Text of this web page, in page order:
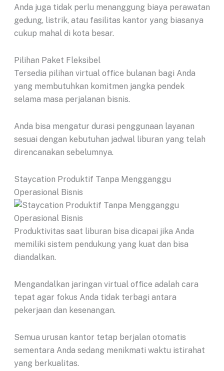
Anda juga tidak perlu menanggung biaya perawatan
gedung, listrik, atau fasilitas kantor yang biasanya
cukup mahal di kota besar.
Pilihan Paket Fleksibel
Tersedia pilihan virtual office bulanan bagi Anda
yang membutuhkan komitmen jangka pendek
selama masa perjalanan bisnis.
Anda bisa mengatur durasi penggunaan layanan
sesuai dengan kebutuhan jadwal liburan yang telah
direncanakan sebelumnya.
Staycation Produktif Tanpa Mengganggu
Operasional Bisnis
Produktivitas saat liburan bisa dicapai jika Anda
memiliki sistem pendukung yang kuat dan bisa
diandalkan.
Mengandalkan jaringan virtual office adalah cara
tepat agar fokus Anda tidak terbagi antara
pekerjaan dan kesenangan.
Semua urusan kantor tetap berjalan otomatis
sementara Anda sedang menikmati waktu istirahat
yang berkualitas.